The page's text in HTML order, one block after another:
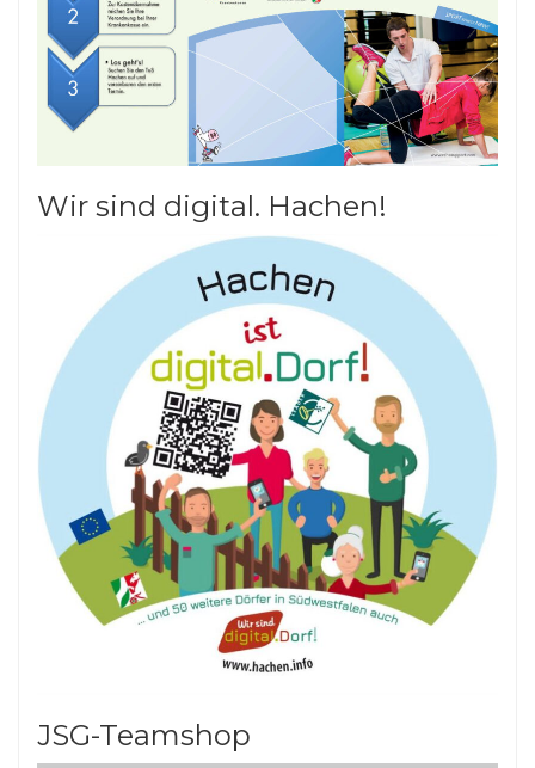
Wir sind digital. Hachen!
JSG-Teamshop